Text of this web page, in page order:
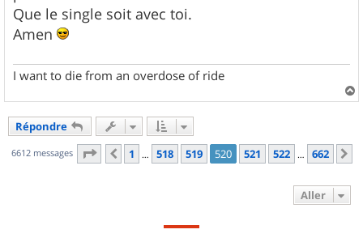
Que le single soit avec toi.
Amen
I want to die from an overdose of ride
a
Répondre
6612 messages Page 520 sur662
Précédent
1 … 518 519 520 521 522 … 662
Aller